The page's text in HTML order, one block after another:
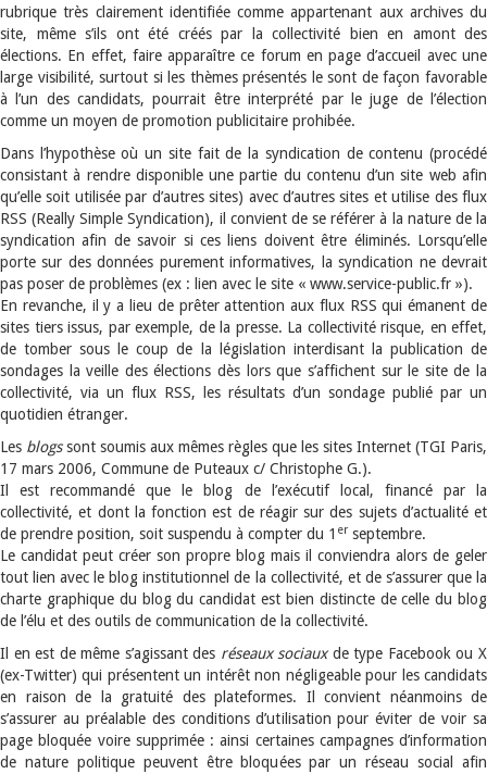
rubrique très clairement identifiée comme appartenant aux archives du
site, même s’ils ont été créés par la collectivité bien en amont des
élections. En effet, faire apparaître ce forum en page d’accueil avec une
large visibilité, surtout si les thèmes présentés le sont de façon favorable
à l’un des candidats, pourrait être interprété par le juge de l’élection
comme un moyen de promotion publicitaire prohibée.
Dans l’hypothèse où un site fait de la syndication de contenu (procédé
consistant à rendre disponible une partie du contenu d’un site web afin
qu’elle soit utilisée par d’autres sites) avec d’autres sites et utilise des flux
RSS (Really Simple Syndication), il convient de se référer à la nature de la
syndication afin de savoir si ces liens doivent être éliminés. Lorsqu’elle
porte sur des données purement informatives, la syndication ne devrait
pas poser de problèmes (ex : lien avec le site « www.service-public.fr »).
En revanche, il y a lieu de prêter attention aux flux RSS qui émanent de
sites tiers issus, par exemple, de la presse. La collectivité risque, en effet,
de tomber sous le coup de la législation interdisant la publication de
sondages la veille des élections dès lors que s’affichent sur le site de la
collectivité, via un flux RSS, les résultats d’un sondage publié par un
quotidien étranger.
Les blogssont soumis aux mêmes règles que les sites Internet (TGI Paris,
17 mars 2006, Commune de Puteaux c/ Christophe G.).
Il est recommandé que le blog de l’exécutif local, financé par la
collectivité, et dont la fonction est de réagir sur des sujets d’actualité et
de prendre position, soit suspendu à compter du 1 er septembre.
Le candidat peut créer son propre blog mais il conviendra alors de geler
tout lien avec le blog institutionnel de la collectivité, et de s’assurer que la
charte graphique du blog du candidat est bien distincte de celle du blog
de l’élu et des outils de communication de la collectivité.
Il en est de même s’agissant des réseaux sociauxde type Facebook ou X
(ex-Twitter) qui présentent un intérêt non négligeable pour les candidats
en raison de la gratuité des plateformes. Il convient néanmoins de
s’assurer au préalable des conditions d’utilisation pour éviter de voir sa
page bloquée voire supprimée : ainsi certaines campagnes d’information
de nature politique peuvent être bloquées par un réseau social afin